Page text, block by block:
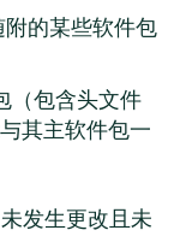
的某些软件包
（包含头文件
其主软件包一
发生更改且未